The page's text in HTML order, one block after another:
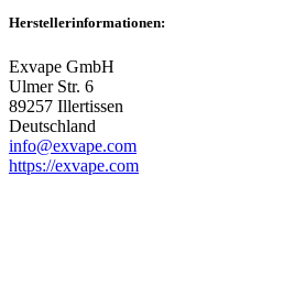
Herstellerinformationen:
Exvape GmbH
Ulmer Str. 6
89257 Illertissen
Deutschland
info@exvape.com
https://exvape.com